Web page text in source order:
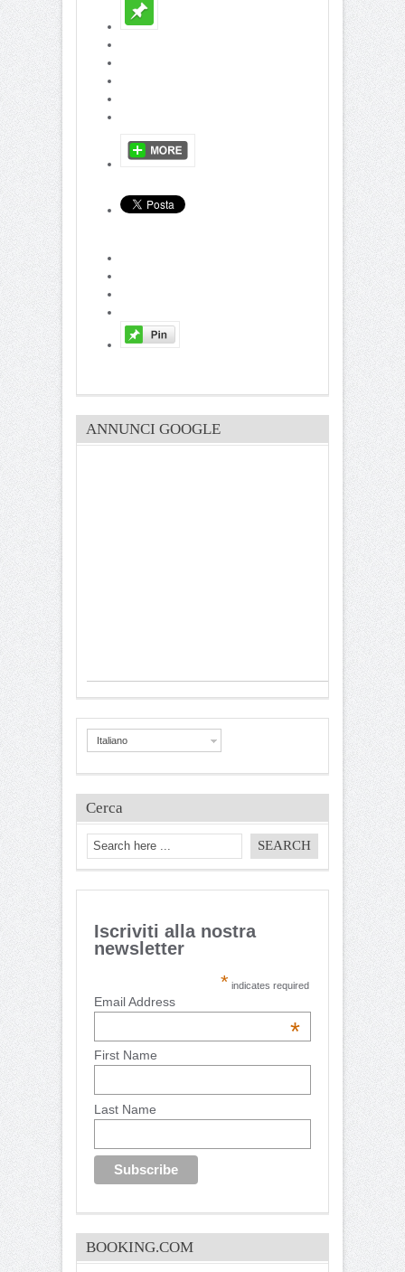
ANNUNCI GOOGLE
Italiano
Cerca
Iscriviti alla nostra
newsletter
* indicates required
Email Address
*
First Name
Last Name
BOOKING.COM